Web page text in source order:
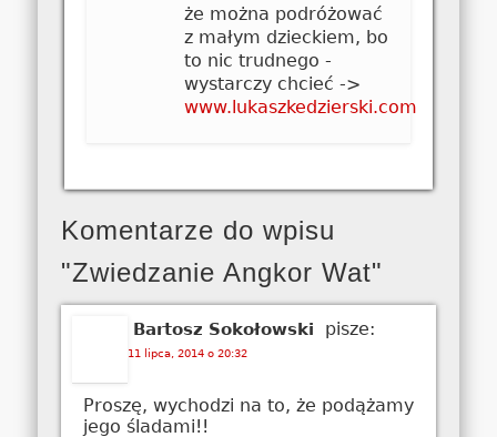
że można podróżować
z małym dzieckiem, bo
to nic trudnego -
wystarczy chcieć ->
www.lukaszkedzierski.com
Komentarze do wpisu
"Zwiedzanie Angkor Wat"
Bartosz Sokołowski pisze:
11 lipca, 2014 o 20:32
Proszę, wychodzi na to, że podążamy
jego śladami!!